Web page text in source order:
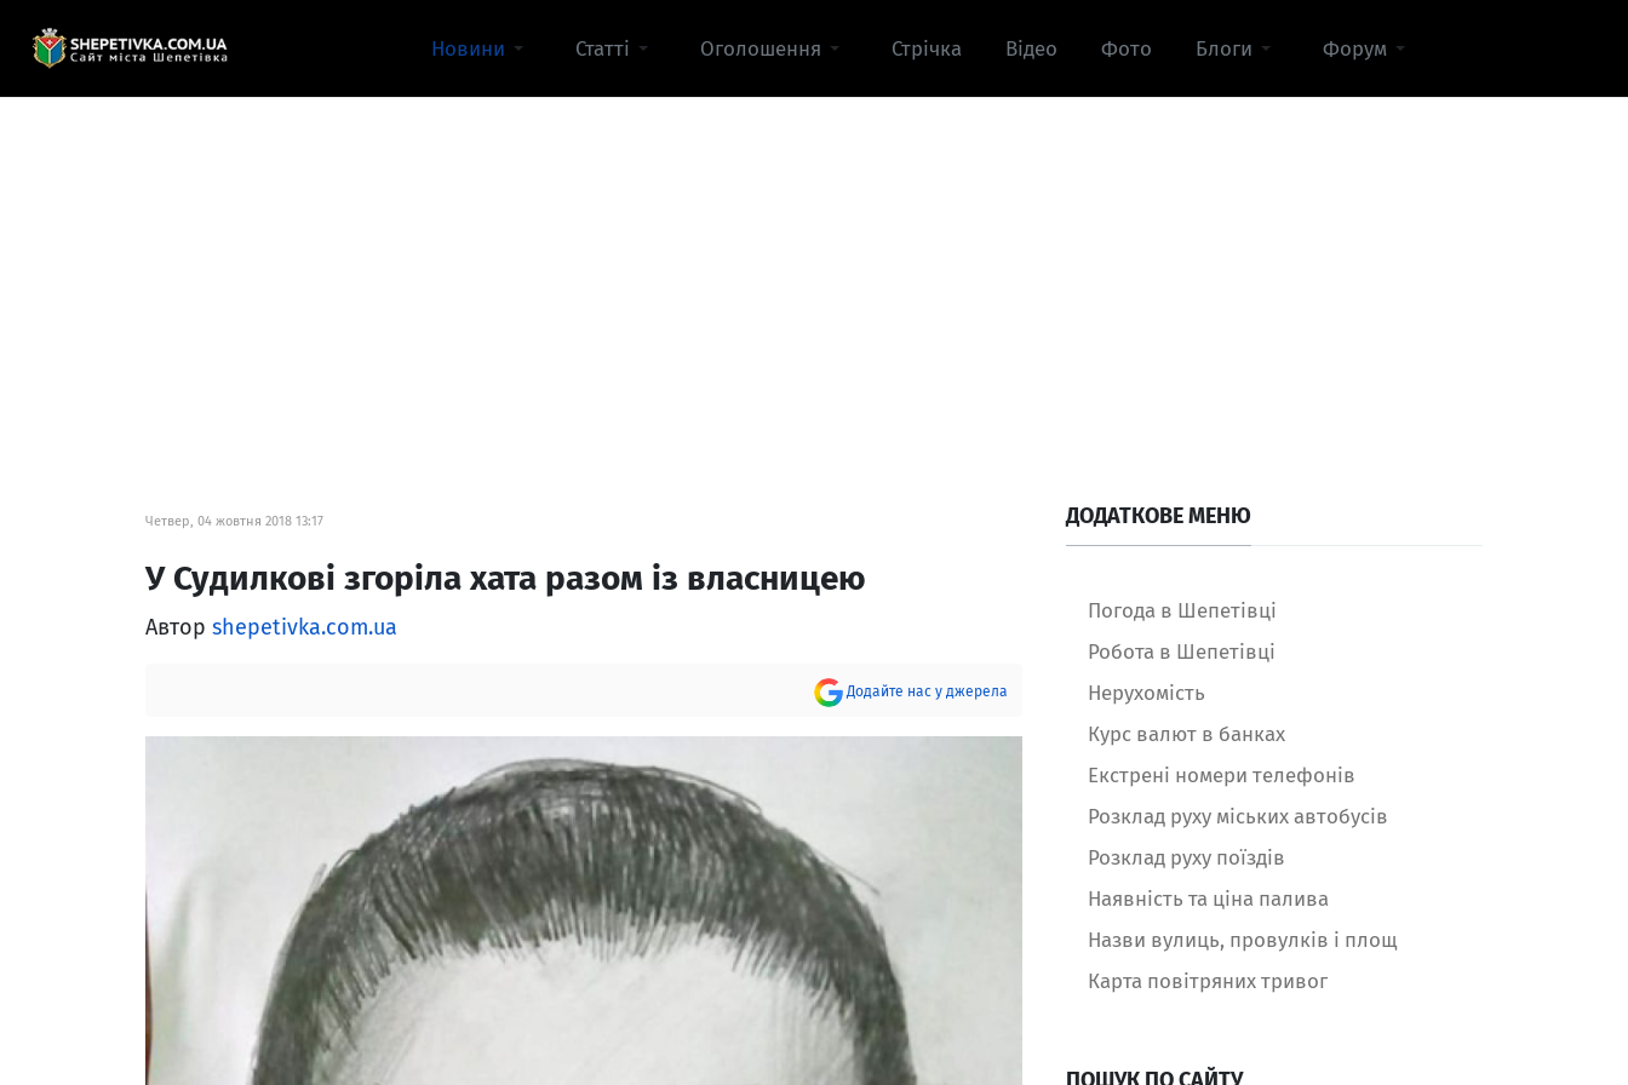
Новини Статті Оголошення Стрічка Відео Фото Блоги Форум
Четвер, 04 жовтня 2018 13:17
У Судилкові згоріла хата разом із власницею
Автор shepetivka.com.ua
Додайте нас у джерела
ДОДАТКОВЕ МЕНЮ
Погода в Шепетівці
Робота в Шепетівці
Нерухомість
Курс валют в банках
Екстрені номери телефонів
Розклад руху міських автобусів
Розклад руху поїздів
Наявність та ціна палива
Назви вулиць, провулків і площ
Карта повітряних тривог